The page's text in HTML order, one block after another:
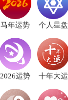
马年运势 个人星盘
2026运势 十年大运